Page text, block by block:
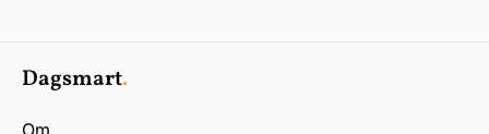
Dagsmart.
Om